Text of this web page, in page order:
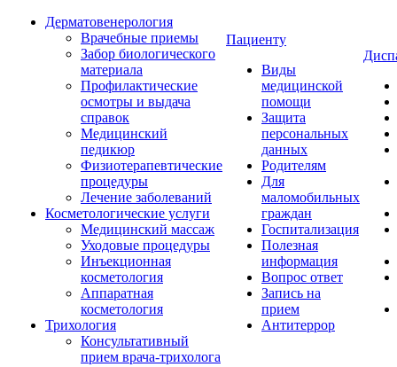
Дерматовенерология
Врачебные приемы
Забор биологического
материала
Профилактические
осмотры и выдача
справок
Медицинский
педикюр
Физиотерапевтические
процедуры
Лечение заболеваний
Косметологические услуги
Медицинский массаж
Уходовые процедуры
Инъекционная
косметология
Аппаратная
косметология
Трихология
Консультативный
прием врача-трихолога
Пациенту
Виды
медицинской
помощи
Защита
персональных
данных
Родителям
Для
маломобильных
граждан
Госпитализация
Полезная
информация
Вопрос ответ
Запись на
прием
Антитеррор